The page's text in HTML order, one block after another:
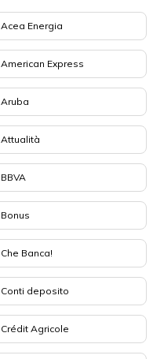
Acea Energia
American Express
Aruba
Attualità
BBVA
Bonus
Che Banca!
Conti deposito
Crédit Agricole